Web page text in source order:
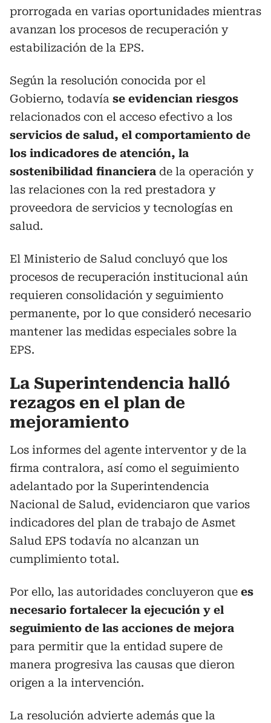
prorrogada en varias oportunidades mientras
avanzan los procesos de recuperación y
estabilización de la EPS.
Según la resolución conocida por el
Gobierno, todavía se evidencian riesgos
relacionados con el acceso efectivo a los
servicios de salud, el comportamiento de
los indicadores de atención, la
sostenibilidad financiera de la operación y
las relaciones con la red prestadora y
proveedora de servicios y tecnologías en
salud.
El Ministerio de Salud concluyó que los
procesos de recuperación institucional aún
requieren consolidación y seguimiento
permanente, por lo que consideró necesario
mantener las medidas especiales sobre la
EPS.
La Superintendencia halló
rezagos en el plan de
mejoramiento
Los informes del agente interventor y de la
firma contralora, así como el seguimiento
adelantado por la Superintendencia
Nacional de Salud, evidenciaron que varios
indicadores del plan de trabajo de Asmet
Salud EPS todavía no alcanzan un
cumplimiento total.
Por ello, las autoridades concluyeron que es
necesario fortalecer la ejecución y el
seguimiento de las acciones de mejora
para permitir que la entidad supere de
manera progresiva las causas que dieron
origen a la intervención.
La resolución advierte además que la